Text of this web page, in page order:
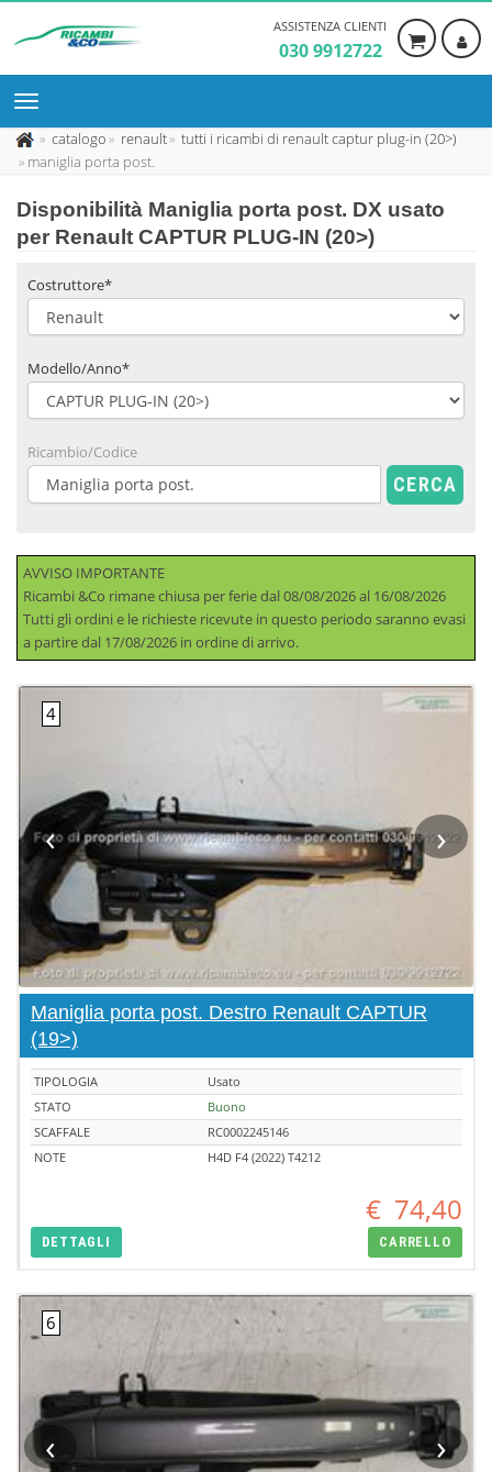
ASSISTENZA CLIENTI
030 9912722
catalogo renault
tutti i ricambi di renault captur plug-in (20>)
maniglia porta post.
Disponibilità Maniglia porta post. DX usato
per Renault CAPTUR PLUG-IN (20>)
Costruttore*
Modello/Anno*
Ricambio/Codice
CERCA
AVVISO IMPORTANTE
Ricambi &Co rimane chiusa per ferie dal 08/08/2026 al 16/08/2026
Tutti gli ordini e le richieste ricevute in questo periodo saranno evasi
a partire dal 17/08/2026 in ordine di arrivo.
‹ ›
Maniglia porta post. Destro Renault CAPTUR
(19>)
TIPOLOGIA
Usato
STATO
Buono
SCAFFALE
RC0002245146
NOTE
H4D F4 (2022) T4212
€ 74,40
DETTAGLI CARRELLO
‹ ›